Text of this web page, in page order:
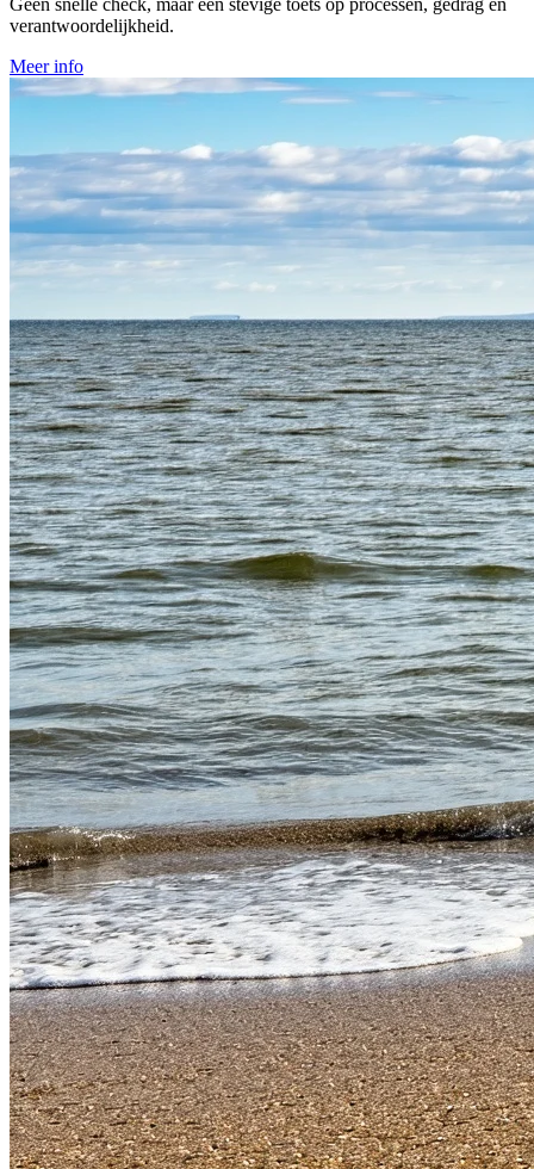
Geen snelle check, maar een stevige toets op processen, gedrag en
verantwoordelijkheid.
Meer info